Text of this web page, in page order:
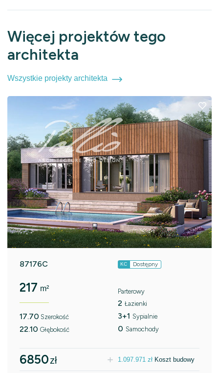
Więcej projektów tego
architekta
Wszystkie projekty architekta
87176C KC Dostępny
217 m²
17.70 Szerokość
22.10 Głębokość
Parterowy
2 Łazienki
3+1 Sypialnie
0 Samochody
6850zł 1.097.971 zł Koszt budowy